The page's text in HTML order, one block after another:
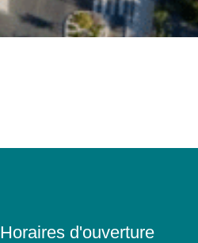
Horaires d'ouverture